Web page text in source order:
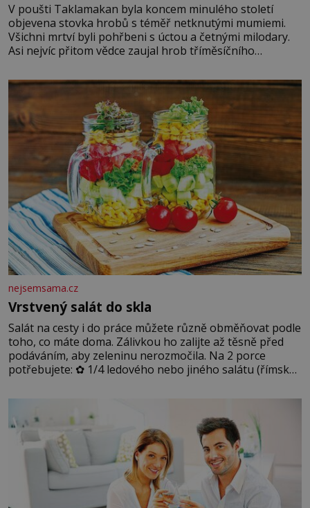
V poušti Taklamakan byla koncem minulého století
objevena stovka hrobů s téměř netknutými mumiemi.
Všichni mrtví byli pohřbeni s úctou a četnými milodary.
Asi nejvíc přitom vědce zaujal hrob tříměsíčního
blonďaté vlásky. Fakt, že jsou těla dávných lidí nesmírně
dobře zachovalá, přičítají odborníci zdejším klimatickým
podmínkám. Sucho, prosolené písky a extrémně
nejsemsama.cz
Vrstvený salát do skla
Salát na cesty i do práce můžete různě obměňovat podle
toho, co máte doma. Zálivkou ho zalijte až těsně před
podáváním, aby zeleninu nerozmočila. Na 2 porce
potřebujete: ✿ 1/4 ledového nebo jiného salátu (římský
okurky ✿ 2 rajčata Zálivka: ✿ 4 lžíce olivového oleje ✿ 1
lžíci citronové šťávy ✿ ½ stroužku